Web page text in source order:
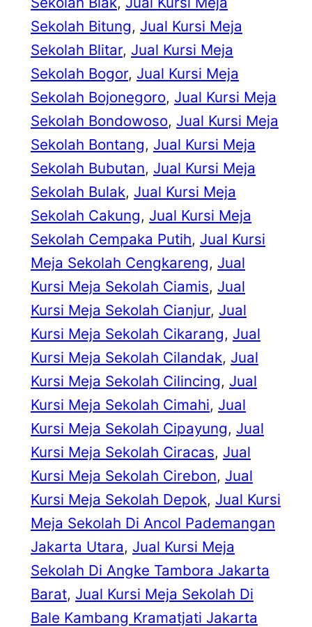
Sekolah Bitung, Jual Kursi Meja
Sekolah Blitar, Jual Kursi Meja
Sekolah Bogor, Jual Kursi Meja
Sekolah Bojonegoro, Jual Kursi Meja
Sekolah Bondowoso, Jual Kursi Meja
Sekolah Bontang, Jual Kursi Meja
Sekolah Bubutan, Jual Kursi Meja
Sekolah Bulak, Jual Kursi Meja
Sekolah Cakung, Jual Kursi Meja
Sekolah Cempaka Putih, Jual Kursi
Meja Sekolah Cengkareng, Jual
Kursi Meja Sekolah Ciamis, Jual
Kursi Meja Sekolah Cianjur, Jual
Kursi Meja Sekolah Cikarang, Jual
Kursi Meja Sekolah Cilandak, Jual
Kursi Meja Sekolah Cilincing, Jual
Kursi Meja Sekolah Cimahi, Jual
Kursi Meja Sekolah Cipayung, Jual
Kursi Meja Sekolah Ciracas, Jual
Kursi Meja Sekolah Cirebon, Jual
Kursi Meja Sekolah Depok, Jual Kursi
Meja Sekolah Di Ancol Pademangan
Jakarta Utara, Jual Kursi Meja
Sekolah Di Angke Tambora Jakarta
Barat, Jual Kursi Meja Sekolah Di
Bale Kambang Kramatjati Jakarta